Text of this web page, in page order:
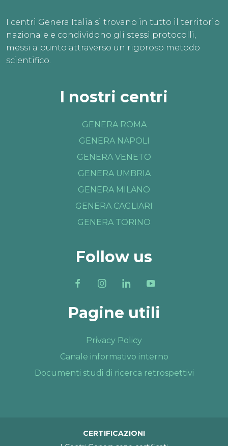
I centri Genera Italia si trovano in tutto il territorio
nazionale e condividono gli stessi protocolli,
messi a punto attraverso un rigoroso metodo
scientifico.
I nostri centri
GENERA ROMA
GENERA NAPOLI
GENERA VENETO
GENERA UMBRIA
GENERA MILANO
GENERA CAGLIARI
GENERA TORINO
Follow us
Pagine utili
Privacy Policy
Canale informativo interno
Documenti studi di ricerca retrospettivi
CERTIFICAZIONI